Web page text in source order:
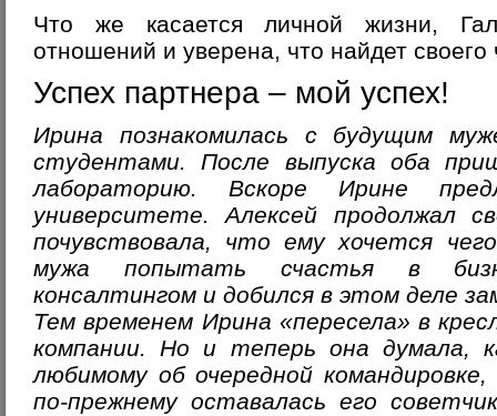
Что же касается личной жизни,
отношений и уверена, что найдет своего
Успех партнера – мой успех!
Ирина познакомилась с будущим
студентами. После выпуска оба
лабораторию. Вскоре Ирине
университете. Алексей продолжал
почувствовала, что ему хочется
мужа попытать счастья в
консалтингом и добился в этом деле
Тем временем Ирина «пересела» в
компании. Но и теперь она думала,
любимому об очередной
по-прежнему оставалась его